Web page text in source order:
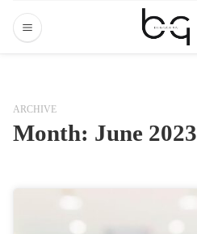
ARCHIVE
Month: June 2023